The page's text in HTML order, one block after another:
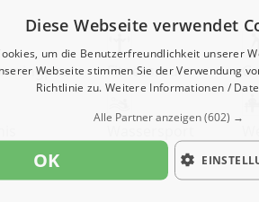
Fitnessraum
Diese Webseite verwendet
um die Benutzerfreundlichkeit unserer
Webseite stimmen Sie der Verwendung
Richtlinie zu. Weitere Informationen /
Alle Partner anzeigen(602) →
OK